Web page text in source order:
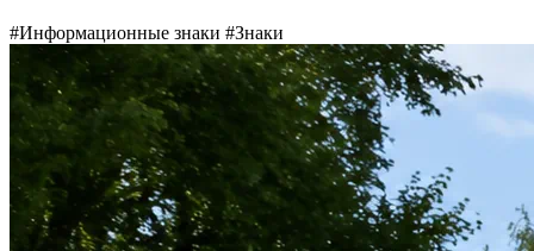
#Информационные знаки #Знаки